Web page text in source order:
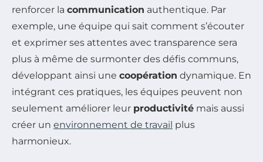
renforcer la communication authentique. Par
exemple, une équipe qui sait comment s’écouter
et exprimer ses attentes avec transparence sera
plus à même de surmonter des défis communs,
développant ainsi une coopération dynamique. En
intégrant ces pratiques, les équipes peuvent non
seulement améliorer leur productivité mais aussi
créer un environnement de travail plus
harmonieux.